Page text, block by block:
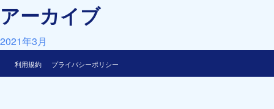
アーカイブ
2021年3月
利用規約 プライバシーポリシー